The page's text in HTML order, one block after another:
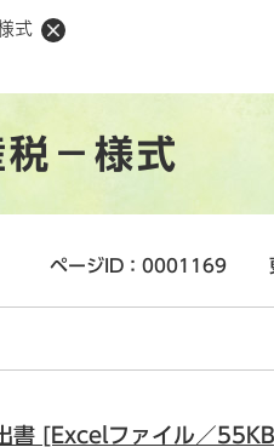
式
税－様式
ページID：0001169
書 [Excelファイル／